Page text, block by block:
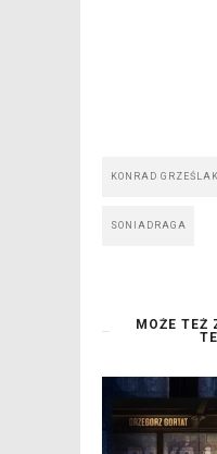
KONRAD GRZEŚLAK
SONIADRAGA
MOŻE TEŻ